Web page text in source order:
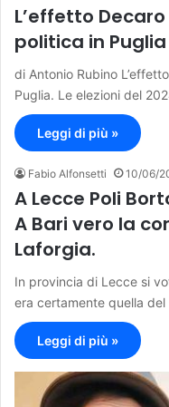
L’effetto
politica in Puglia
di Antonio Rubino
Puglia. Le elezioni del
Leggi di più »
Fabio Alfonsetti 10/06/
A Lecce Poli
A Bari vero la
Laforgia.
In provincia di Lecce si
era certamente quella
Leggi di più »